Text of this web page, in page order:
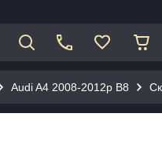
Audi A4 2008-2012р B8